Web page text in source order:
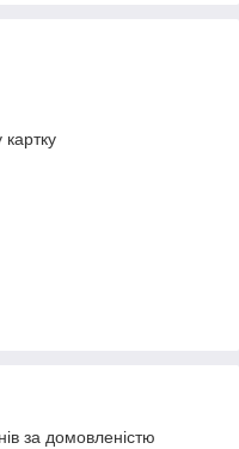
за домовленістю